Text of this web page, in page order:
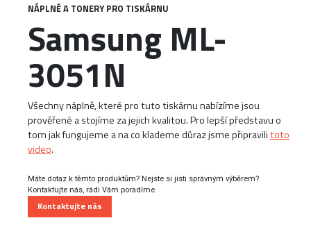
NÁPLNĚ A TONERY PRO TISKÁRNU
Samsung ML-
3051N
Všechny náplně, které pro tuto tiskárnu nabízíme jsou
prověřené a stojíme za jejich kvalitou. Pro lepší představu o
tom jak fungujeme a na co klademe důraz jsme připravilitoto
video.
Máte dotaz k těmto produktům? Nejste si jisti správným výběrem?
Kontaktujte nás, rádi Vám poradíme.
Kontaktujte nás